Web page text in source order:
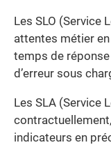
Les SLO (Service
attentes métier
temps de
d’erreur sous
Les SLA (Service
indicateurs en